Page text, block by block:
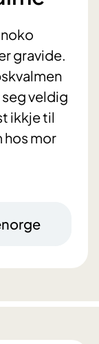
gravide.
seg veldig
ikkje til
mor